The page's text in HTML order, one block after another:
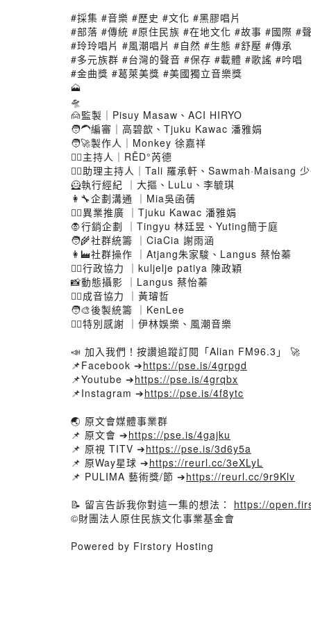
#採集 #音樂 #歷史 #文化 #黑膠唱片
#部落 #傳統 #原住民族 #在地文化 #故事 #國際 #
#玲玲唱片 #風潮唱片 #自然 #生態 #舒壓 #傳承
#多元族群 #台灣的聲音 #保存 #載體 #歌謠 #吟唱
#金曲獎 #葛萊美獎 #美國獨立音樂獎
🗻
🛸
🙍監製｜Pisuy Masaw、ACI HIRYO
🧑‍🦱編審｜高碧歆、Tjuku Kawac 潘雅娟
🧑‍🚀製作人｜Monkey 徐嘉祥
🤵‍♀️主持人｜RĒD°芮德
🙎‍♂️助理主持人｜Tali 羅承軒、Sawmah·Maisang
🦸執行經紀 ｜大摳、LuLu、李毓琪
👩‍🔧企劃溝通 ｜Mia吳函蒨
👩‍⚖️異業推廣 ｜Tjuku Kawac 潘雅娟
🧛行銷企劃 ｜Tingyu 林廷昱、Yuting簡于庭
🧑‍🌾社群統籌 ｜CiaCia 謝雨涵
👩‍🏭社群操作 ｜Atjang朱家駿、Langus 蔡怡蓁
🙎‍♂️行政協力 ｜kuljelje patiya 陳政穎
📸動態攝影 ｜Langus 蔡怡蓁
🙎‍♂️成音協力 ｜黃璿哲
🧑‍🎨後製統籌 ｜KenLee
🙇‍♂️特別感謝 ｜伊林娛樂、風潮音樂
📣 加入我們！按讚追蹤訂閱「Alian FM96.3」 🚀
📌Facebook ➔https://pse.is/4grpgd
📌Youtube ➔https://pse.is/4grqbx
📌Instagram ➔https://pse.is/4f8ytc
🌏 原文會媒體事業群
📌 原文會 ➔https://pse.is/4gajku
📌 原視 TITV ➔https://pse.is/3d6y5a
📌 原Way星球 ➔https://reurl.cc/3eXLyL
📌 PULIMA 藝術獎/節 ➔https://reurl.cc/9r9Klv
📝 留言告訴我你對這一集的想法： https://
©財團法人原住民族文化事業基金會
Powered by Firstory Hosting